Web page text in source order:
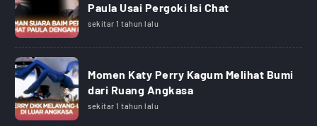
Paula Usai Pergoki Isi Chat
sekitar 1 tahun lalu
Momen Katy Perry Kagum Melihat Bumi
dari Ruang Angkasa
sekitar 1 tahun lalu